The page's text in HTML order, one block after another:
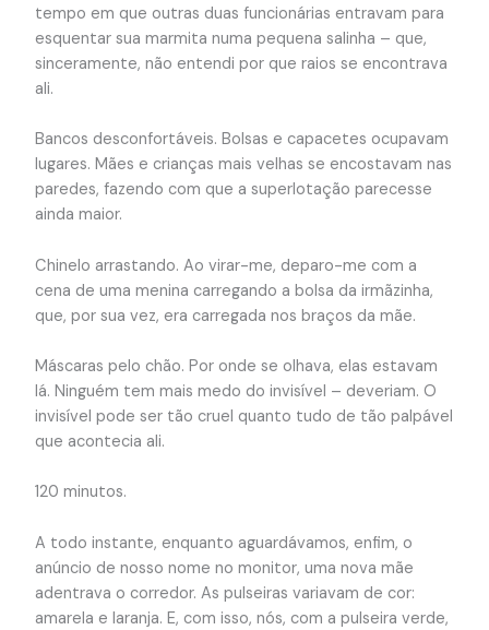
tempo em que outras duas funcionárias entravam para
esquentar sua marmita numa pequena salinha – que,
sinceramente, não entendi por que raios se encontrava
ali.
Bancos desconfortáveis. Bolsas e capacetes ocupavam
lugares. Mães e crianças mais velhas se encostavam nas
paredes, fazendo com que a superlotação parecesse
ainda maior.
Chinelo arrastando. Ao virar-me, deparo-me com a
cena de uma menina carregando a bolsa da irmãzinha,
que, por sua vez, era carregada nos braços da mãe.
Máscaras pelo chão. Por onde se olhava, elas estavam
lá. Ninguém tem mais medo do invisível – deveriam. O
invisível pode ser tão cruel quanto tudo de tão palpável
que acontecia ali.
120 minutos.
A todo instante, enquanto aguardávamos, enfim, o
anúncio de nosso nome no monitor, uma nova mãe
adentrava o corredor. As pulseiras variavam de cor:
amarela e laranja. E, com isso, nós, com a pulseira verde,